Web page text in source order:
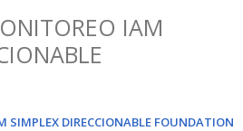
IAM
SIMPLEX DIRECCIONABLE FOUNDATION